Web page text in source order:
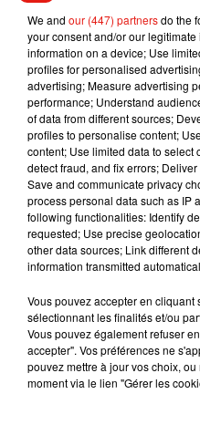
Musique
7 août 2026
Julien
dans
7 août 2026
7 août 2026
Tayc et
dansant
We and our (447) partnersdo the
your consent and/or our
information on a device; Use
profiles for personalised
advertising; Measure advertising
performance; Understand
of data from different sources;
profiles to personalise content;
content; Use limited data to select
detect fraud, and fix errors;
Save and communicate privacy
process personal data such as IP
following functionalities: Identify
requested; Use precise
other data sources; Link different
information transmitted
Vous pouvez accepter en cliquant
sélectionnant les finalités et/ou
Vous pouvez également refuser
accepter". Vos préférences ne
pouvez mettre à jour vos choix,
moment via le lien "Gérer les